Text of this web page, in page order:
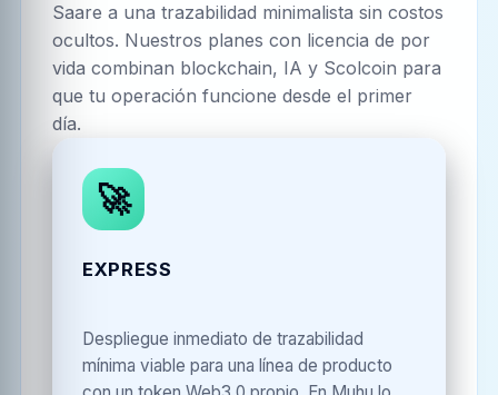
Saare a una trazabilidad minimalista sin costos
ocultos. Nuestros planes con licencia de por
vida combinan blockchain, IA y Scolcoin para
que tu operación funcione desde el primer
día.
🚀
EXPRESS
Despliegue inmediato de trazabilidad
mínima viable para una línea de producto